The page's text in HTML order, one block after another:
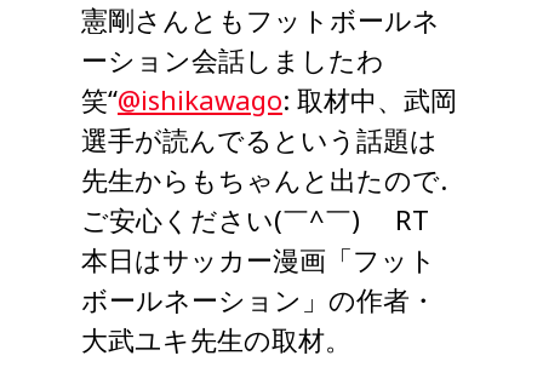
憲剛さんともフットボールネ
ーション会話しましたわ
笑“@ishikawago: 取材中、武岡
選手が読んでるという話題は
先生からもちゃんと出たので.
ご安心ください(￣^￣)ゞ RT
本日はサッカー漫画「フット
ボールネーション」の作者・
大武ユキ先生の取材。